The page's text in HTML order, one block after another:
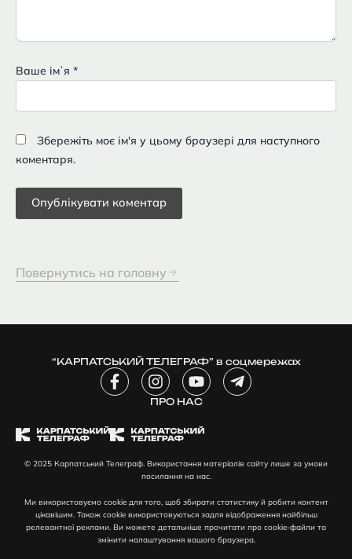
Ваше імʼя *
Збережіть моє ім'я у цьому браузері для наступного
коментаря.
Повернутись на головну
“КАРПАТСЬКИЙ ТЕЛЕГРАФ” в соцмережах
F
a
b
o
-
f
I
n
s
a
r
a
m
Y
o
u
u
e
T
e
a
-
p
l
a
ПРО НАС
© 2025 Карпатський Телеграф. Використання матеріалів сайту лише за умови
посилання на нас.
Ми використовуємо cookie для того, щоб збирати статистику й робити контент
цікавішим. Також cookie використовуються задля відображення найбільш
релевантної реклами. Ви можете детальніше прочитати про cookie-файли та
змінити налаштування вашого браузера.